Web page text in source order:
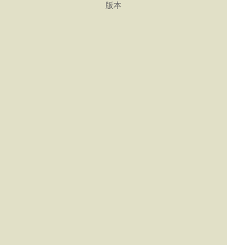
版本